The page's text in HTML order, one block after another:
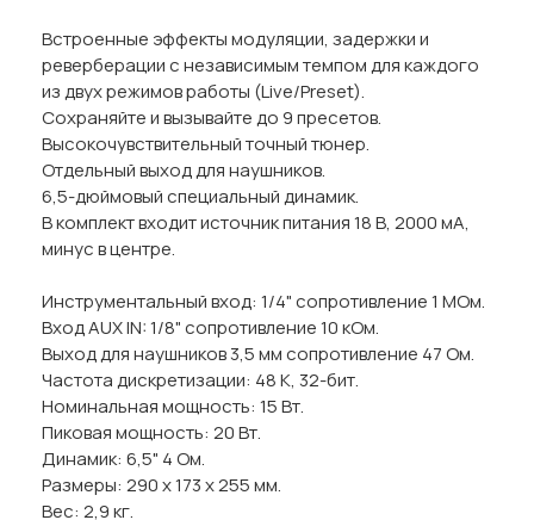
Встроенные эффекты модуляции, задержки и
реверберации с независимым темпом для каждого
из двух режимов работы (Live/Preset).
Сохраняйте и вызывайте до 9 пресетов.
Высокочувствительный точный тюнер.
Отдельный выход для наушников.
6,5-дюймовый специальный динамик.
В комплект входит источник питания 18 В, 2000 мА,
минус в центре.
Инструментальный вход: 1/4" сопротивление 1 МОм.
Вход AUX IN: 1/8" сопротивление 10 кОм.
Выход для наушников 3,5 мм сопротивление 47 Ом.
Частота дискретизации: 48 K, 32-бит.
Номинальная мощность: 15 Вт.
Пиковая мощность: 20 Вт.
Динамик: 6,5" 4 Ом.
Размеры: 290 х 173 х 255 мм.
Вес: 2,9 кг.